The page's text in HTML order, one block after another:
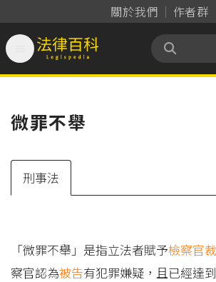
關於我們 作者群
法律百科 Legispedia
微罪不舉
刑事法
「微罪不舉」是指立法者賦予檢察官
察官認為被告有犯罪嫌疑，且已經達到